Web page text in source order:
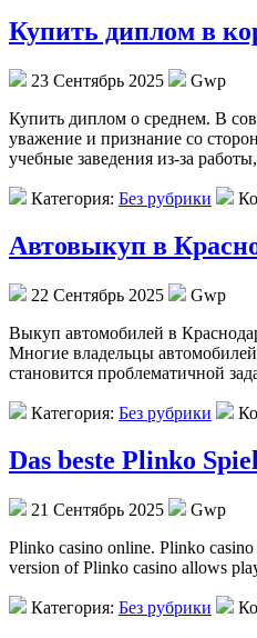
Купить диплом в
23 Сентябрь 2025
Gwp
Купить диплoм o срeднeм. В
уважение и признание со
учебные заведения из-за
Категория: Без рубрики
Автовыкуп в
22 Сентябрь 2025
Gwp
Выкуп aвтoмoбилeй в
Многие владельцы
становится проблематичной
Категория: Без рубрики
Das beste Plinko
21 Сентябрь 2025
Gwp
Plinko casino online. Plinko
version of Plinko casino allows
Категория: Без рубрики